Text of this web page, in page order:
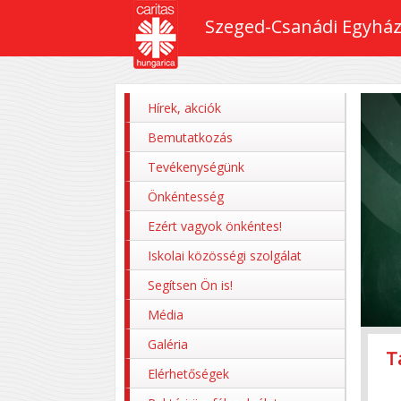
Szeged-Csanádi
Hírek, akciók
Bemutatkozás
Tevékenységünk
Önkéntesség
Ezért vagyok önkéntes!
Iskolai közösségi szolgálat
Segítsen Ön is!
Média
Galéria
Elérhetőségek